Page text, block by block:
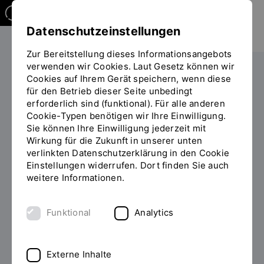
Sie
befinden
sich
auf
der
Seite
"Datenschutz"
Datenschutz
Wir nehmen Datenschutz
ernst
Der Schutz Ihrer Privatsphäre bei der Verarbeitung
unsere Webserver standardmäßig die IP Ihres
besuchen sowie das Datum und die Dauer des
Datenschutzeinstellungen
Zur Bereitstellung dieses Informationsangebots
verwenden wir Cookies. Laut Gesetz können wir
Cookies auf Ihrem Gerät speichern, wenn diese
für den Betrieb dieser Seite unbedingt
erforderlich sind (funktional). Für alle anderen
Cookie-Typen benötigen wir Ihre Einwilligung.
Sie können Ihre Einwilligung jederzeit mit
Wirkung für die Zukunft in unserer unten
verlinkten Datenschutzerklärung in den Cookie
Einstellungen widerrufen. Dort finden Sie auch
weitere Informationen.
Funktional Analytics
Externe Inhalte